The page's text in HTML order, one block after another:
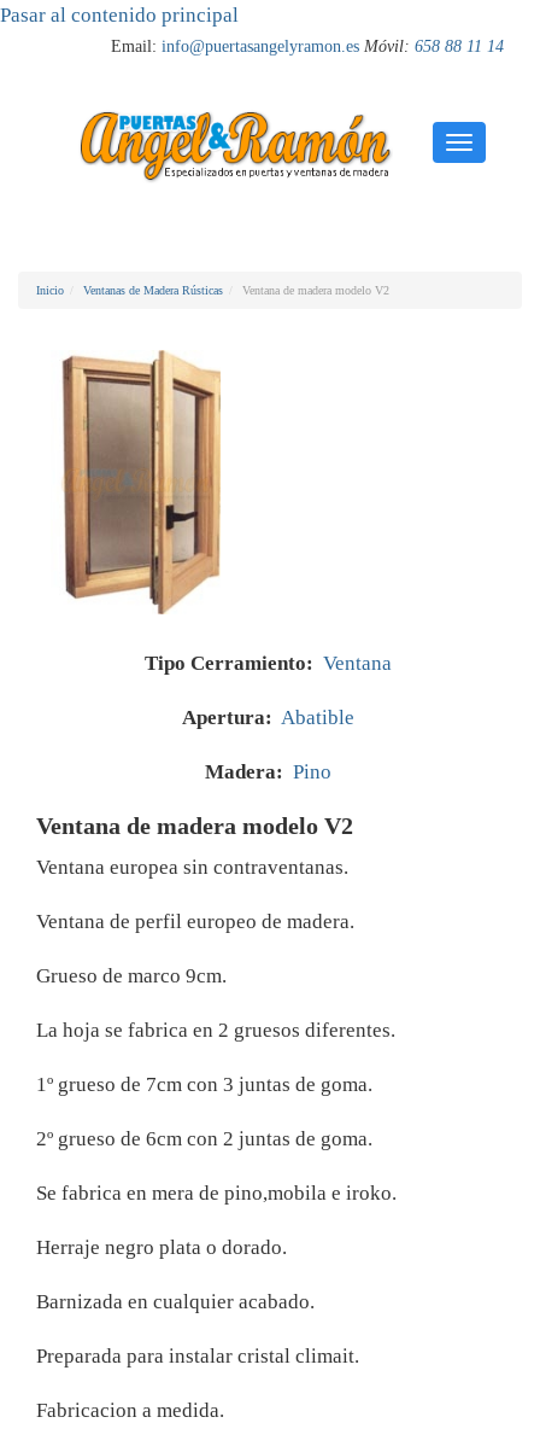
Pasar al contenido principal
Email: info@puertasangelyramon.es Móvil: 658 88 11 14
Toggle
Inicio Ventanas de Madera Rústicas Ventana de madera modelo V2
Tipo Cerramiento: Ventana
Apertura: Abatible
Madera: Pino
Ventana de madera modelo V2
Ventana europea sin contraventanas.
Ventana de perfil europeo de madera.
Grueso de marco 9cm.
La hoja se fabrica en 2 gruesos diferentes.
1º grueso de 7cm con 3 juntas de goma.
2º grueso de 6cm con 2 juntas de goma.
Se fabrica en mera de pino,mobila e iroko.
Herraje negro plata o dorado.
Barnizada en cualquier acabado.
Preparada para instalar cristal climait.
Fabricacion a medida.